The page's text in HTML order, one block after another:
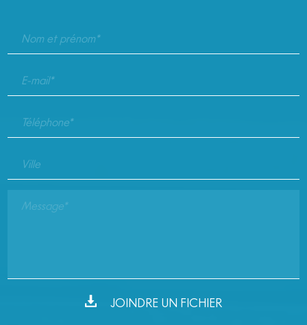
Nom et prénom*
E-mail*
Téléphone*
Ville
Message*
JOINDRE UN FICHIER